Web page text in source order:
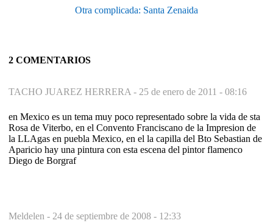
Otra complicada: Santa Zenaida
2 COMENTARIOS
TACHO JUAREZ HERRERA - 25 de enero de 2011 - 08:16
en Mexico es un tema muy poco representado sobre la vida de sta
Rosa de Viterbo, en el Convento Franciscano de la Impresion de
la LLAgas en puebla Mexico, en el la capilla del Bto Sebastian de
Aparicio hay una pintura con esta escena del pintor flamenco
Diego de Borgraf
Meldelen - 24 de septiembre de 2008 - 12:33